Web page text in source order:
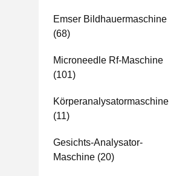
Emser Bildhauermaschine
(68)
Microneedle Rf-Maschine
(101)
Körperanalysatormaschine
(11)
Gesichts-Analysator-
Maschine (20)